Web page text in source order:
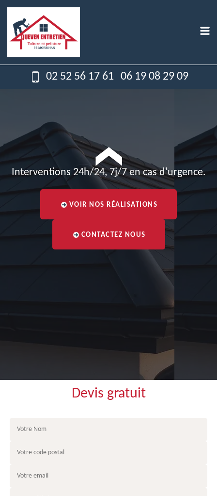
02 52 56 17 61 06 19 08 29 09
Interventions 24h/24, 7j/7 en cas d'urgence.
VOIR NOS RÉALISATIONS
CONTACTEZ NOUS
Devis gratuit